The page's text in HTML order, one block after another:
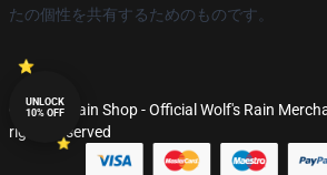
たの個性を共有するためのものです。
© Wolf's Rain Shop - Official Wolf's Rain
rights reserved
UNLOCK
10% OFF